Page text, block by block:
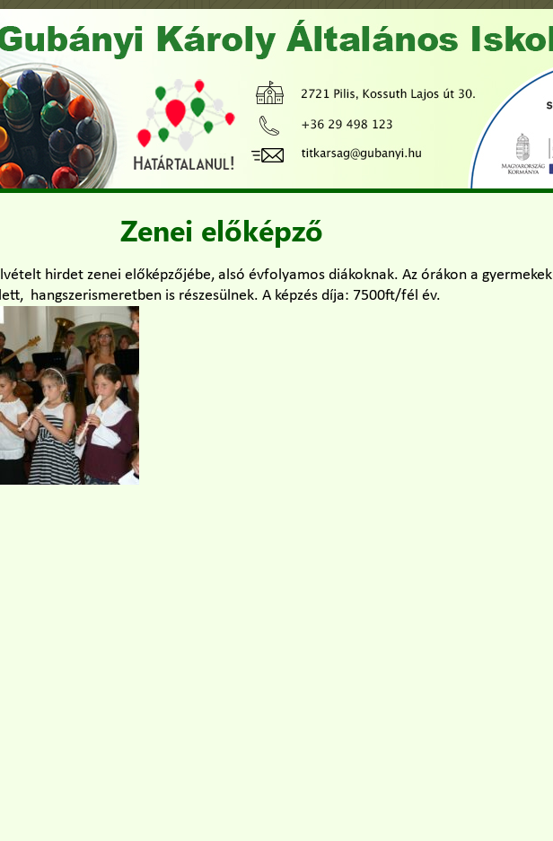
Zenei előképző
hirdet zenei előképzőjébe, alsó évfolyamos diákoknak. Az órákon a gyermekek
hangszerismeretben is részesülnek. A képzés díja: 7500ft/fél év.